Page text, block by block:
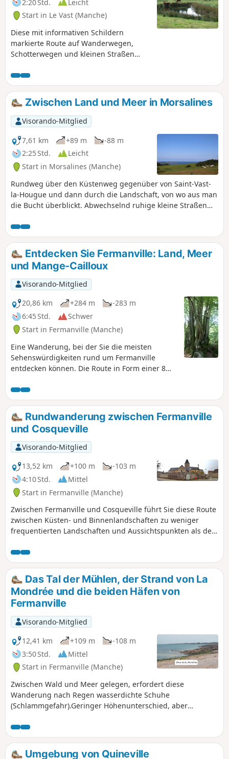
der Halbinsel Cotentin.
2:20 Std.
Leicht
Start in Le Vast (Manche)
Diese mit informativen Schildern
markierte Route auf Wanderwegen,
Schotterwegen und kleinen Straßen
und natürliche Erbe dieser Gemeinde
zu entdecken, die vom Fluss Saire
durchflossen wird.Diese Route wurde
von einem Projekt des Centre
Permanent d'Initiative pour
l'Environnement du Cotentin (Ständiges
Zentrum für Umweltinitiativen des
Cotentin) inspiriert.
Zwischen Land und Meer in Morsalines
Visorando-Mitglied
7,61 km
+89 m
-88 m
2:25 Std.
Leicht
Start in Morsalines (Manche)
Rundweg über den Küstenweg gegenüber von Saint-Vast-
la-Hougue und dann durch die Landschaft, von wo aus man
die Bucht überblickt. Abwechselnd ruhige kleine Straßen
Morsalines und Grenneville, versetzen uns zurück in die
Zeit, als die Bucht Schauplatz von Seeschlachten war.
Entdecken Sie Fermanville: Land, Meer
und Mange-Cailloux
Visorando-Mitglied
20,86 km
+284 m
-283 m
6:45 Std.
Schwer
Start in Fermanville (Manche)
Eine Wanderung, bei der Sie die meisten
Sehenswürdigkeiten rund um Fermanville
entdecken können. Die Route in Form einer 8
kleine (7,5 km).
Rundwanderung zwischen Fermanville
und Cosqueville
Visorando-Mitglied
13,52 km
+100 m
-103 m
4:10 Std.
Mittel
Start in Fermanville (Manche)
Zwischen Fermanville und Cosqueville führt Sie diese Route
zwischen Küsten- und Binnenlandschaften zu weniger
frequentierten Landschaften und Aussichtspunkten als den
Küstenweg zwischen den beiden Häfen von Fermanville
(Lévy und Pignot).
Das Tal der Mühlen, der Strand von La
Mondrée und die beiden Häfen von
Fermanville
Visorando-Mitglied
12,41 km
+109 m
-108 m
3:50 Std.
Mittel
Start in Fermanville (Manche)
Zwischen Wald und Meer gelegen, erfordert diese
Wanderung nach Regen wasserdichte Schuhe
(Schlammgefahr).Geringer Höhenunterschied, aber
Küstenweg, sandiger Abschnitt.
Umgebung von Quineville